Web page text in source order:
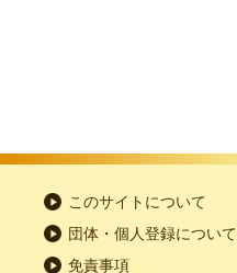
このサイトについて
団体・個人登録について
免責事項